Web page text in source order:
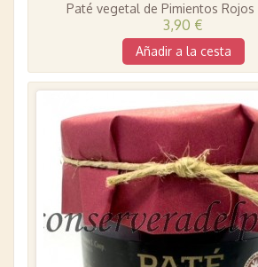
Paté vegetal de Pimientos Rojos
3,90 €
Añadir a la cesta